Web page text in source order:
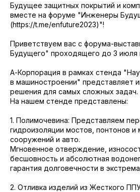
Будущее защитных покрытий и
вместе на форуме "Инженеры
(https://t.me/enfuture2023)"!
Приветствуем вас с форума-
Будущего" проходящего до 3 июля
А-Корпорация в рамках стенда
в машиностроении" представляет
решения для самых сложных задач.
На нашем стенде представлены:
1. Полимочевина: Представляем
гидроизоляции мостов, понтонов и
сооружений и авто.
Мгновенное отверждение,
бесшовность и абсолютная
гарантия долговечности в
2. Отливка изделий из Жесткого